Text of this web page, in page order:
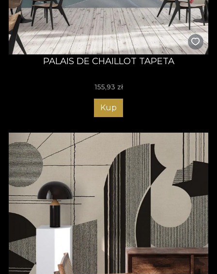
PALAIS DE CHAILLOT TAPETA
155,93 zł
Kup